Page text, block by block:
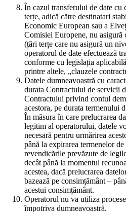
În cazul transferului de date cu
terțe, adică către destinatari
Economic European sau a
Comisiei Europene, nu asigură
(țări terțe care nu asigură un
operatorul de date efectuează
conforme cu legislația
printre altele, „clauzele
Datele dumneavoastră cu
durata Contractului de servicii
Contractului privind contul
acestora, pe durata termenului
În măsura în care prelucrarea
legitim al operatorului, datele
necesară pentru urmărirea
până la expirarea termenelor
revendicările prevăzute de
decât până la momentul
acestea, dacă prelucrarea
bazează pe consimțământ –
acestui consimțământ.
Operatorul nu va utiliza
împotriva dumneavoastră.